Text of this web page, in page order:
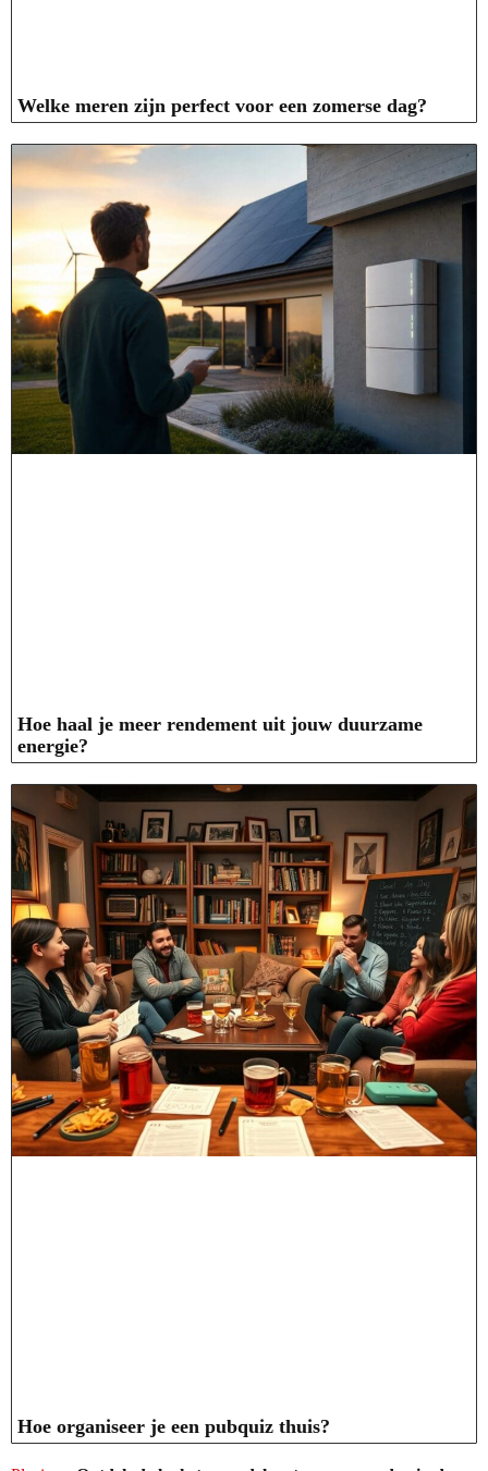
Welke meren zijn perfect voor een zomerse dag?
Hoe haal je meer rendement uit jouw duurzame
energie?
Hoe organiseer je een pubquiz thuis?